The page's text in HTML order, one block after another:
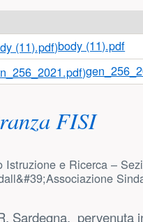
body (11).pdf
FISI
Sardegna, pervenuta